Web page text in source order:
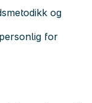
og
for